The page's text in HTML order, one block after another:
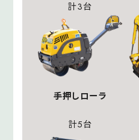
計3台
手押しローラ
計5台